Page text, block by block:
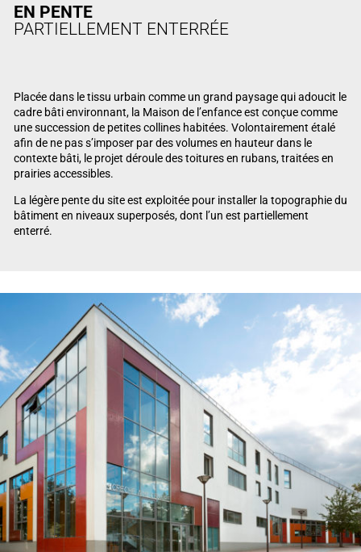
EN PENTE
PARTIELLEMENT ENTERRÉE
Placée dans le tissu urbain comme un grand paysage qui adoucit le
cadre bâti environnant, la Maison de l’enfance est conçue comme
une succession de petites collines habitées. Volontairement étalé
afin de ne pas s’imposer par des volumes en hauteur dans le
contexte bâti, le projet déroule des toitures en rubans, traitées en
prairies accessibles.
La légère pente du site est exploitée pour installer la topographie du
bâtiment en niveaux superposés, dont l’un est partiellement
enterré.